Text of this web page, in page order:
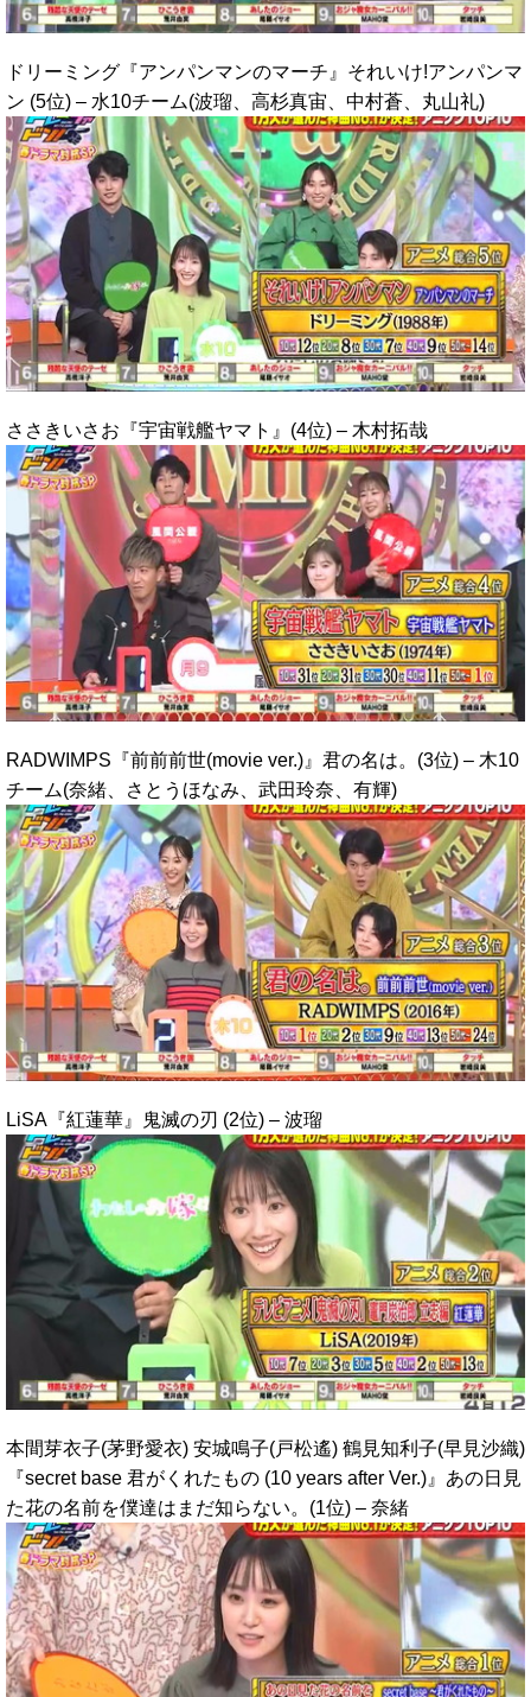
ドリーミング『アンパンマンのマーチ』それいけ!アンパンマ
ン (5位) – 水10チーム(波瑠、高杉真宙、中村蒼、丸山礼)
ささきいさお『宇宙戦艦ヤマト』(4位) – 木村拓哉
RADWIMPS『前前前世(movie ver.)』君の名は。(3位) – 木10
チーム(奈緒、さとうほなみ、武田玲奈、有輝)
LiSA『紅蓮華』鬼滅の刃 (2位) – 波瑠
本間芽衣子(茅野愛衣) 安城鳴子(戸松遙) 鶴見知利子(早見沙織)
『secret base 君がくれたもの (10 years after Ver.)』あの日見
た花の名前を僕達はまだ知らない。(1位) – 奈緒